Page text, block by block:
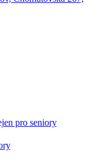
pro seniory